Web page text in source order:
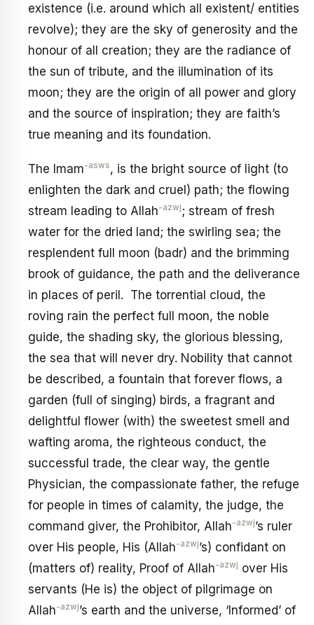
existence (i.e. around which all existent/ entities
revolve); they are the sky of generosity and the
honour of all creation; they are the radiance of
the sun of tribute, and the illumination of its
moon; they are the origin of all power and glory
and the source of inspiration; they are faith’s
true meaning and its foundation.
The Imam-asws, is the bright source of light (to
enlighten the dark and cruel) path; the flowing
stream leading to Allah-azwj ; stream of fresh
water for the dried land; the swirling sea; the
resplendent full moon (badr) and the brimming
brook of guidance, the path and the deliverance
in places of peril. The torrential cloud, the
roving rain the perfect full moon, the noble
guide, the shading sky, the glorious blessing,
the sea that will never dry. Nobility that cannot
be described, a fountain that forever flows, a
garden (full of singing) birds, a fragrant and
delightful flower (with) the sweetest smell and
wafting aroma, the righteous conduct, the
successful trade, the clear way, the gentle
Physician, the compassionate father, the refuge
for people in times of calamity, the judge, the
command giver, the Prohibitor, Allah-azwj’s ruler
over His people, His (Allah-azwj’s) confidant on
(matters of) reality, Proof of Allah-azwj over His
servants (He is) the object of pilgrimage on
Allah-azwj’s earth and the universe, ‘Informed’ of